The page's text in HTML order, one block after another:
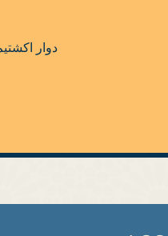
دوار